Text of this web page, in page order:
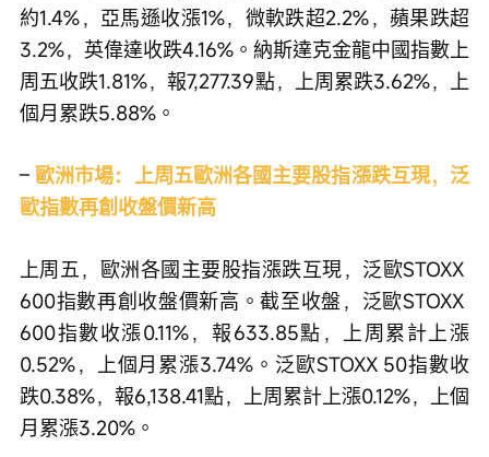
約1.4%，亞馬遜收漲1%，微軟跌超2.2%，蘋果跌超
3.2%，英偉達收跌4.16%。納斯達克金龍中國指數上
周五收跌1.81%，報7,277.39點，上周累跌3.62%，上
個月累跌5.88%。
– 歐洲市場：上周五歐洲各國主要股指漲跌互現，泛
歐指數再創收盤價新高
上周五，歐洲各國主要股指漲跌互現，泛歐STOXX
600指數再創收盤價新高。截至收盤，泛歐STOXX
600指數收漲0.11%，報633.85點，上周累計上漲
0.52%，上個月累漲3.74%。泛歐STOXX 50指數收
跌0.38%，報6,138.41點，上周累計上漲0.12%，上個
月累漲3.20%。